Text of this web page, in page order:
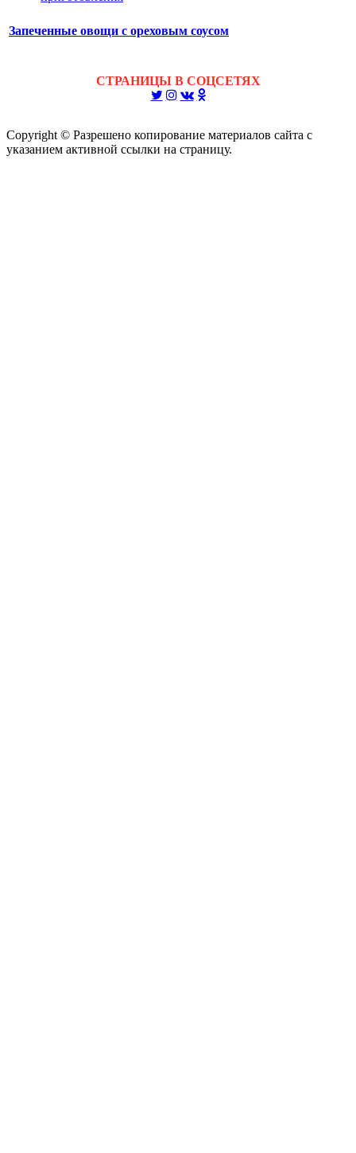
Запеченные овощи с ореховым соусом
СТРАНИЦЫ В СОЦСЕТЯХ
Copyright © Разрешено копирование материалов сайта с
указанием активной ссылки на страницу.